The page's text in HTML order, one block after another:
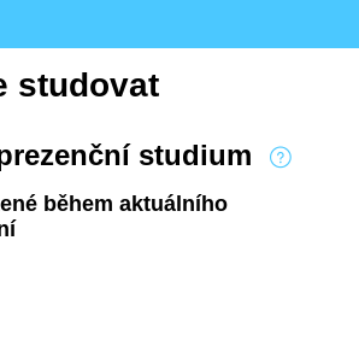
studovat
studium
během aktuálního